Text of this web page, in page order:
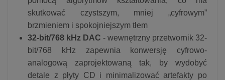
skutkować czystszym, mniej „cyfrowym”
brzmieniem i spokojniejszym tłem
32-bit/768 kHz DAC - wewnętrzny przetwornik 32-
bit/768 kHz zapewnia konwersję cyfrowo-
analogową zaprojektowaną tak, by wydobyć
detale z płyty CD i minimalizować artefakty po